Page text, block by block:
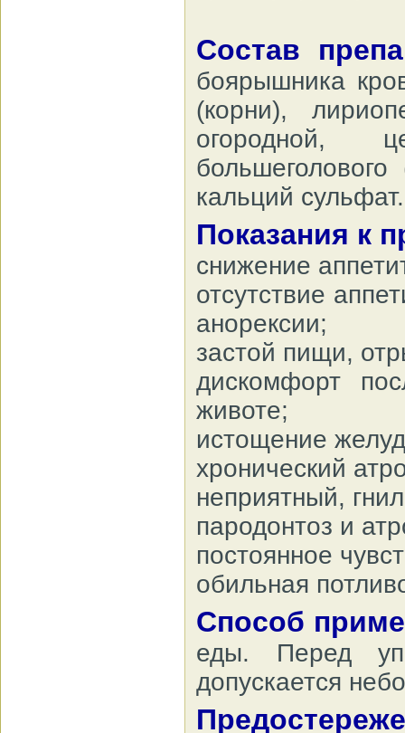
Состав
боярышника
(корни),
огородной,
кальций сульфат.
Показания к
снижение
отсутствие
анорексии;
застой пищи,
дискомфорт
животе;
истощение
хронический
неприятный,
пародонтоз и
постоянное
обильная
Способ
еды. Перед
допускается